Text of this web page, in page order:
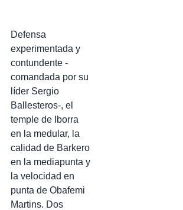
Defensa
experimentada y
contundente -
comandada por su
líder Sergio
Ballesteros-, el
temple de Iborra
en la medular, la
calidad de Barkero
en la mediapunta y
la velocidad en
punta de Obafemi
Martins. Dos